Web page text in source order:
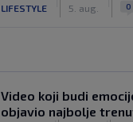
LIFESTYLE 5. aug. 0
Video koji budi
objavio najbolje